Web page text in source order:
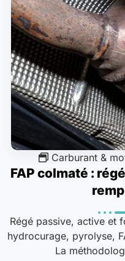
Carburant &
FAP colmaté :
Régé passive, active et
hydrocurage, pyrolyse,
La